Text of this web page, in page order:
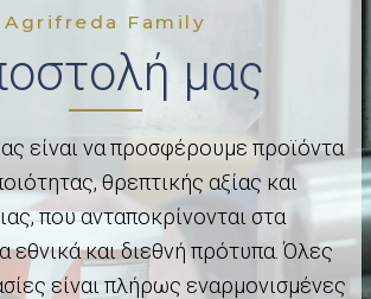
Agrifreda Family
μας
είναι να προσφέρουμε προϊόντα
θρεπτικής αξίας και
που ανταποκρίνονται στα
εθνικά και διεθνή πρότυπα. Όλες
είναι πλήρως εναρμονισμένες